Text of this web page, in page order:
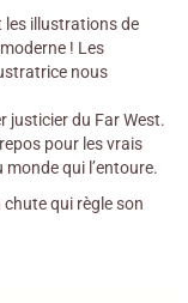
les illustrations de
! Les
nous
justicier du Far West.
pour les vrais
qui l’entoure.
chute qui règle son